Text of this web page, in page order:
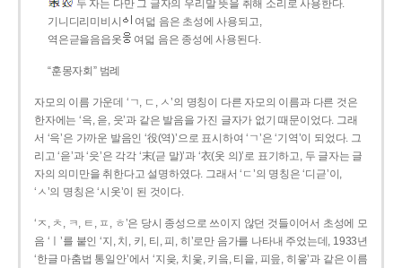
두 자는 다만 그 글자의 우리말 뜻을 취해 소리로 사용한다.
기니디리미비시
여덟 음은 초성에 사용되고,
역은귿을음읍옷
여덟 음은 종성에 사용된다.
“훈몽자회” 범례
자모의 이름 가운데 ‘ㄱ, ㄷ, ㅅ’의 명칭이 다른 자모의 이름과 다른 것은
한자에는 ‘윽, 읃, 읏’과 같은 발음을 가진 글자가 없기 때문이었다. 그래
서 ‘윽’은 가까운 발음인 ‘役(역)’으로 표시하여 ‘ㄱ’은 ‘기역’이 되었다. 그
리고 ‘읃’과 ‘읏’은 각각 ‘末(귿 말)’과 ‘衣(옷 의)’로 표기하고, 두 글자는 글
자의 의미만을 취한다고 설명하였다. 그래서 ‘ㄷ’의 명칭은 ‘디귿’이,
‘ㅅ’의 명칭은 ‘시옷’이 된 것이다.
‘ㅈ, ㅊ, ㅋ, ㅌ, ㅍ, ㅎ’은 당시 종성으로 쓰이지 않던 것들이어서 초성에 모
음 ‘ㅣ’를 붙인 ‘지, 치, 키, 티, 피, 히’로만 음가를 나타내 주었는데, 1933년
‘한글 마춤법 통일안’에서 ‘지읒, 치읓, 키읔, 티읕, 피읖, 히읗’과 같은 이름